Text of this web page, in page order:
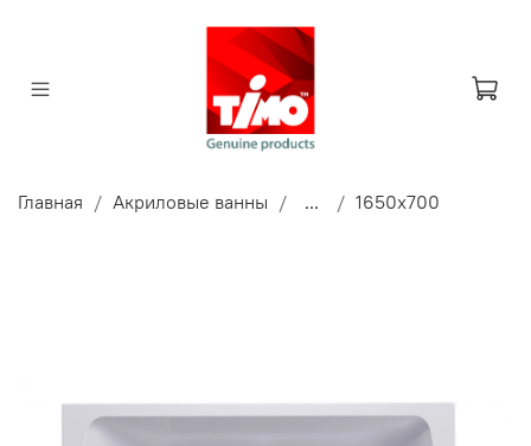
Главная Акриловые ванны ... 1650x700